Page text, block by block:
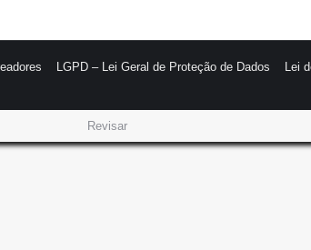
LGPD – Lei Geral de Proteção de Dados Lei
Revisar